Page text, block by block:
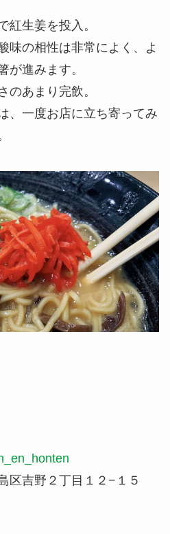
紅生姜を投入。
味の相性は非常によく、よ
が進みます。
のあまり完飲。
、一度お店に立ち寄ってみ
区吉野２丁目１２−１５